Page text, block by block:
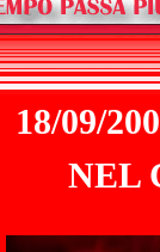
18/09/
NEL